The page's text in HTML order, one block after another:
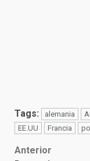
Tags: alemania
EE.UU
Francia
Post
Anterior